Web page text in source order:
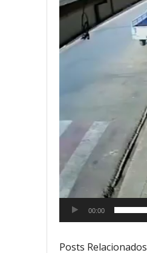
vídeo
00:00
Posts Relacionados